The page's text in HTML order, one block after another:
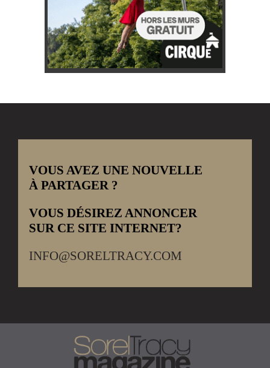
VOUS AVEZ UNE NOUVELLE
À PARTAGER ?
VOUS DÉSIREZ ANNONCER
SUR CE SITE INTERNET?
INFO@SORELTRACY.COM